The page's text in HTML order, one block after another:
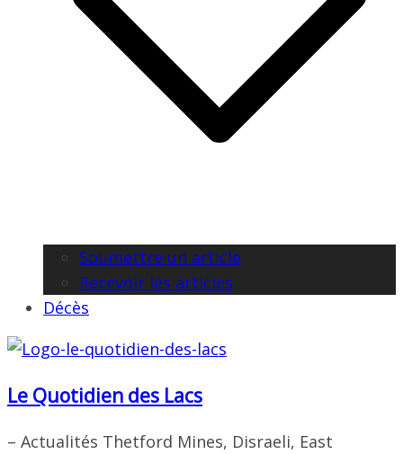
Soumettre un article
Recevoir les articles
Décès
Le Quotidien des Lacs
– Actualités Thetford Mines, Disraeli, East